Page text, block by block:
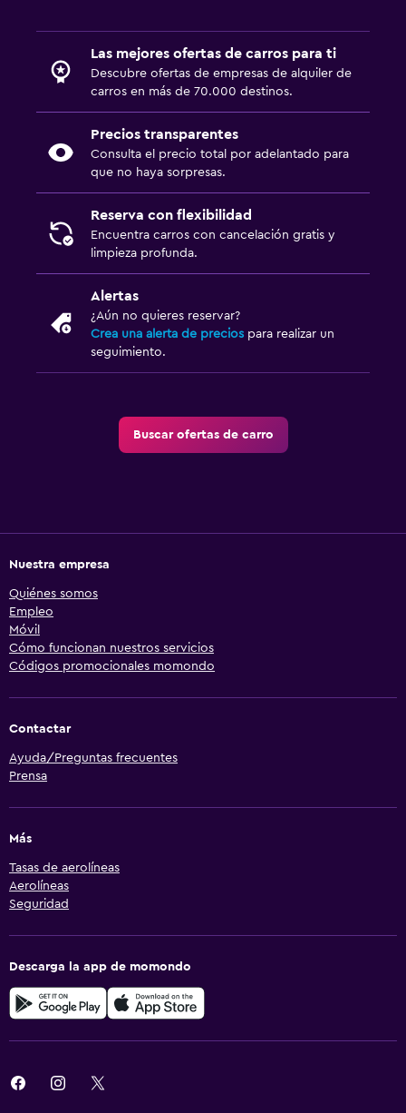
Las mejores ofertas de carros para ti
Descubre ofertas de empresas de alquiler de
carros en más de 70.000 destinos.
Precios transparentes
Consulta el precio total por adelantado para
que no haya sorpresas.
Reserva con flexibilidad
Encuentra carros con cancelación gratis y
limpieza profunda.
Alertas
¿Aún no quieres reservar?
Crea una alerta de precios para realizar un
seguimiento.
Buscar ofertas de carro
Nuestra empresa
Quiénes somos
Empleo
Móvil
Cómo funcionan nuestros servicios
Códigos promocionales momondo
Contactar
Ayuda/Preguntas frecuentes
Prensa
Más
Tasas de aerolíneas
Aerolíneas
Seguridad
Descarga la app de momondo